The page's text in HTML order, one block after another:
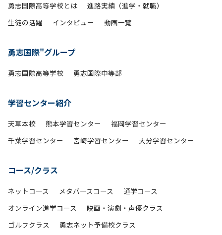
勇志国際高等学校とは
進路実績（進学・就職）
生徒の活躍
インタビュー 動画一覧
勇志国際"グループ
勇志国際高等学校 勇志国際中等部
学習センター紹介
天草本校 熊本学習センター
福岡学習センター
千葉学習センター
宮崎学習センター 大分学習センター
コース/クラス
ネットコース メタバースコース
通学コース
オンライン進学コース
映画・演劇・声優クラス
ゴルフクラス
勇志ネット予備校クラス